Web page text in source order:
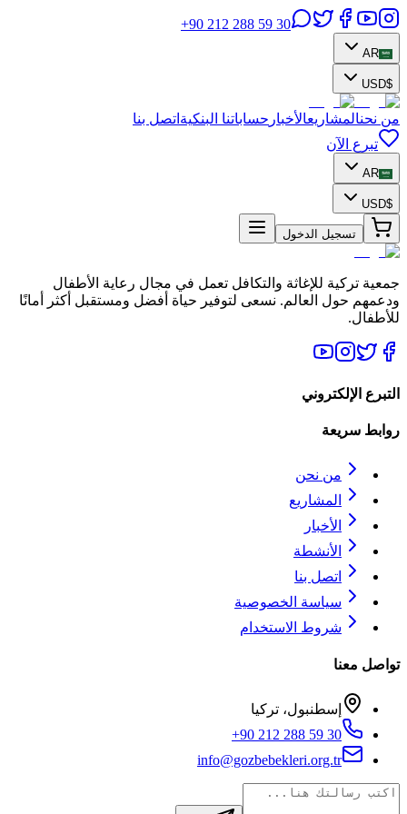
+90 212 288 59 30
AR
$
USD
من نحنالمشاريعالأخبار حساباتنا البنكية اتصل بنا
تبرع الآن
AR
$
USD
تسجيل الدخول
جمعية تركية للإغاثة والتكافل تعمل في مجال رعاية الأطفال
ودعمهم حول العالم. نسعى لتوفير حياة أفضل ومستقبل أكثر أمانًا
للأطفال.
التبرع الإلكتروني
روابط سريعة
من نحن
المشاريع
الأخبار
الأنشطة
اتصل بنا
سياسة الخصوصية
شروط الاستخدام
تواصل معنا
إسطنبول، تركيا
+90 212 288 59 30
info@gozbebekleri.org.tr